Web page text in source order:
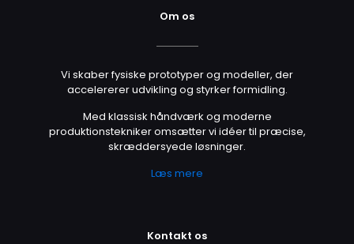
Om os
Vi skaber fysiske prototyper og modeller, der
accelererer udvikling og styrker formidling.
Med klassisk håndværk og moderne
produktionstekniker omsætter vi idéer til præcise,
skræddersyede løsninger.
Læs mere
Kontakt os